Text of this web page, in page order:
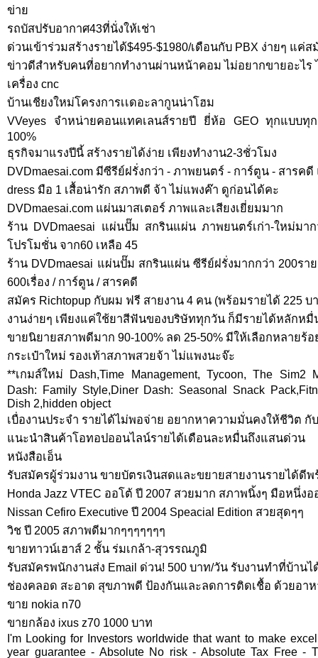
ข่าย
รถบัสปรับอากาศ43ที่นั่งให้เช่า
ด่วนเข้าร่วมสร้างรายได้$495-$1980/เดือนกับ PBX ง่ายๆ แค่
ข่าวดีสำหรับคนที่อยากทำงานผ่านหน้าคอม ไม่อยากขายอะไร
เครื่อง cnc
บ้านเชียงใหม่โครงการเเดอะลากูนน่าโฮม
VVeyes จำหน่ายคอนแทคเลนส์รายปี ยี่ห้อ GEO ทุกแบบทุ
100%
ธุรกิจมาแรงปีนี้ สร้างรายได้ง่าย เพียงทำงาน2-3ชั่วโมง
DVDmaesai.com มีซีรีย์ฝรั่งกว่า - ภาพยนตร์ - การ์ตูน - สารค
dress มือ 1 เสื้อน่ารัก สภาพดี จ้า ไม่แพงค๊า ดูก่อนได้คะ
DVDmaesai.com แผ่นมาสเตอร์ ภาพและเสียงเยี่ยมมาก
ร้าน DVDmaesai แผ่นปั๊ม สกรินแผ่น ภาพยนตร์เก่า-ใหม่มา
โปรโมชั่น จาก60 เหลือ 45
ร้าน DVDmaesai แผ่นปั๊ม สกรินแผ่น ซีรีย์ฝรั่งมากกว่า 200รา
600เรื่อง / การ์ตูน / สารคดี
สมัคร Richtopup กับผม ฟรี สายงาน 4 คน (พร้อมรายได้ 225 บ
งานง่ายๆ เพียงแค่ใช้ยาสีฟันของบริษัททุกวัน ก็มีรายได้หลักห
ขายนิยายสภาพดีมาก 90-100% ลด 25-50% มีให้เลือกหลายร้อ
กระเป๋าใหม่ รองเท้าสภาพสวยจ้า ไม่แพงนะจ๊ะ
**เกมส์ใหม่ Dash,Time Management, Tycoon, The Sim2
Dash: Family Style,Diner Dash: Seasonal Snack
Dish 2,hidden object
เบื่องานประจำ รายได้ไม่พอจ่าย อยากหาความมั่นคงให้ชีวิต กั
แนะนำสินค้าโอทอปออนไลน์รายได้เดือนละหมื่นถึงแสนด่วน
หนังสือเอ็น
รับสมัครผู้ร่วมงาน ขายบัตรเงินสดและขยายสายงานรายได้ดี
Honda Jazz VTEC ออโต้ ปี 2007 สวยมาก สภาพนิ้งๆ มือหนึ่งอ
Nissan Cefiro Executive ปี 2004 Speacial Edition สวยสุดๆๆ
วิช ปี 2005 สภาพดีมากๆๆๆๆๆๆๆ
ขายทาวน์เฮาส์ 2 ชั้น ร่มเกล้า-สุวรรณภูมิ
รับสมัครพนักงานส่ง Email ด่วน! 500 บาท/วัน รับงานทำที่บ้านไ
ช่องคลอด สะอาด สุขภาพดี ป้องกันและลดการติดเชื้อ ด้วยอาห
ขาย nokia n70
ขายกล้อง ixus z70 1000 บาท
I'm Looking for Investors worldwide that want to make
year guarantee - Absolute No risk - Absolute Tax Free -